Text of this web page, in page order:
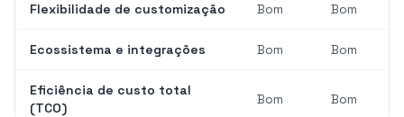
Flexibilidade de customização Bom Bom
Ecossistema e integrações Bom Bom
Eficiência de custo total
(TCO)
Bom Bom